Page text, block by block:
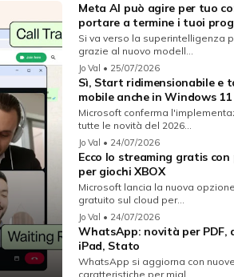
Meta AI può agire per tuo
portare a termine i tuoi
Si va verso la superintelligenza
grazie al nuovo modell...
Jo Val • 25/07/2026
Sì, Start ridimensionabile e
mobile anche in Windows 11
Microsoft conferma
tutte le novità del 2026...
Jo Val • 24/07/2026
Ecco lo streaming gratis
per giochi XBOX
Microsoft lancia la nuova
gratuito sul cloud per...
Jo Val • 24/07/2026
WhatsApp: novità per PDF,
iPad, Stato
WhatsApp si aggiorna con
caratteristiche per migl...